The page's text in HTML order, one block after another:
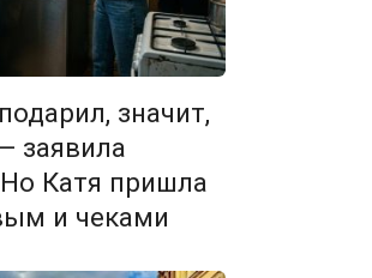
значит,
заявила
Катя пришла
и чеками